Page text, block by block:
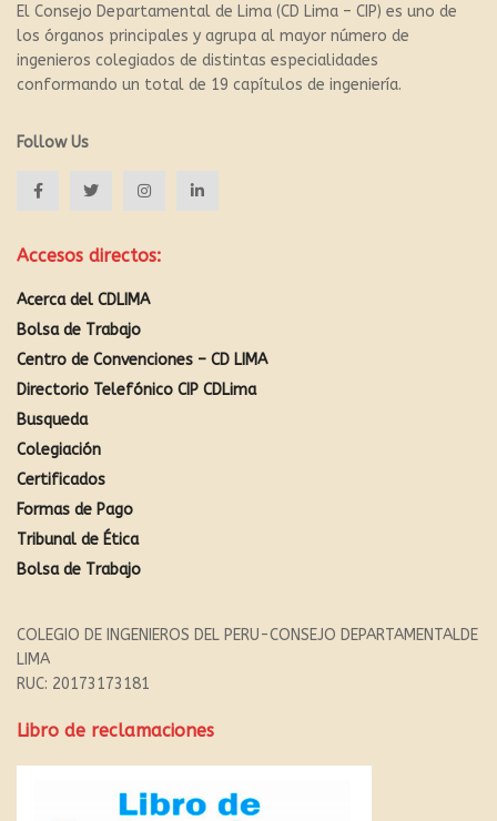
El Consejo Departamental de Lima (CD Lima – CIP) es uno de
los órganos principales y agrupa al mayor número de
ingenieros colegiados de distintas especialidades
conformando un total de 19 capítulos de ingeniería.
Follow Us
Accesos directos:
Acerca del CDLIMA
Bolsa de Trabajo
Centro de Convenciones – CD LIMA
Directorio Telefónico CIP CDLima
Busqueda
Colegiación
Certificados
Formas de Pago
Tribunal de Ética
Bolsa de Trabajo
COLEGIO DE INGENIEROS DEL PERU-CONSEJO DEPARTAMENTALDE
LIMA
RUC: 20173173181
Libro de reclamaciones